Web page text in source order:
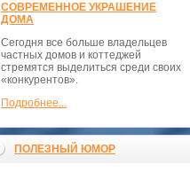
СОВРЕМЕННОЕ УКРАШЕНИЕ
ДОМА
Сегодня все больше владельцев
частных домов и коттеджей
стремятся выделиться среди своих
«конкурентов».
Подробнее...
ПОЛЕЗНЫЙ ЮМОР